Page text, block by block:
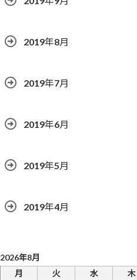
2019年8月
2019年7月
2019年6月
2019年5月
2019年4月
2026年8月
月
火 水 木